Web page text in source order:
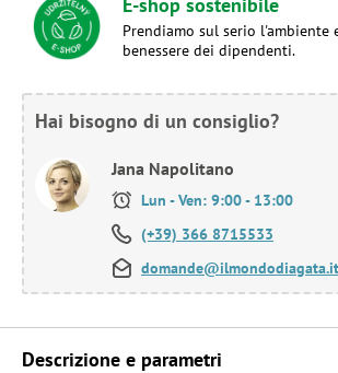
Prendiamo sul serio l'ambiente
benessere dei dipendenti.
Hai bisogno di un consiglio?
Jana Napolitano
Lun - Ven: 9:00 - 13:00
(+39) 366 8715533
domande@ilmondodiagata.it
Descrizione e parametri